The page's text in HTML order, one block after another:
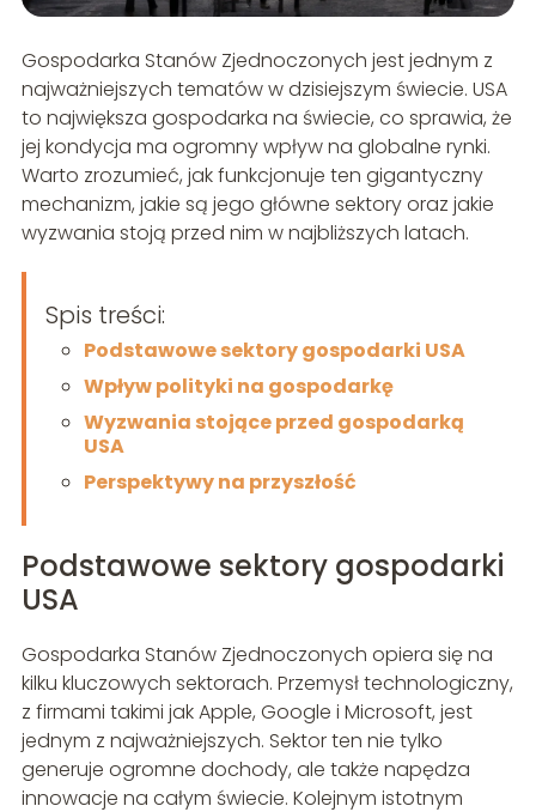
Gospodarka Stanów Zjednoczonych jest jednym z
najważniejszych tematów w dzisiejszym świecie. USA
to największa gospodarka na świecie, co sprawia, że
jej kondycja ma ogromny wpływ na globalne rynki.
Warto zrozumieć, jak funkcjonuje ten gigantyczny
mechanizm, jakie są jego główne sektory oraz jakie
wyzwania stoją przed nim w najbliższych latach.
Spis treści:
Podstawowe sektory gospodarki USA
Wpływ polityki na gospodarkę
Wyzwania stojące przed gospodarką
USA
Perspektywy na przyszłość
Podstawowe sektory gospodarki
USA
Gospodarka Stanów Zjednoczonych opiera się na
kilku kluczowych sektorach. Przemysł technologiczny,
z firmami takimi jak Apple, Google i Microsoft, jest
jednym z najważniejszych. Sektor ten nie tylko
generuje ogromne dochody, ale także napędza
innowacje na całym świecie. Kolejnym istotnym